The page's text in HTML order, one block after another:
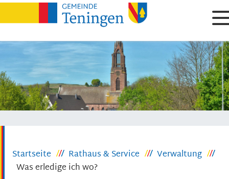
Startseite Rathaus & Service
Verwaltung
Was erledige ich wo?